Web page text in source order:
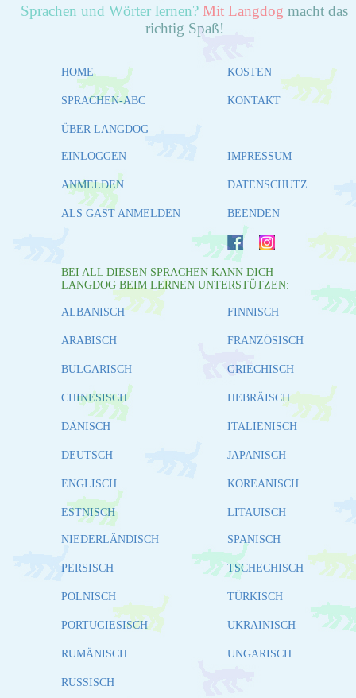
Sprachen und Wörter lernen? Mit Langdog macht das
richtig Spaß!
HOME
SPRACHEN-ABC
ÜBER LANGDOG
KOSTEN
KONTAKT
EINLOGGEN
ANMELDEN
ALS GAST ANMELDEN
IMPRESSUM
DATENSCHUTZ
BEENDEN
BEI ALL DIESEN SPRACHEN KANN DICH
LANGDOG BEIM LERNEN UNTERSTÜTZEN:
ALBANISCH
ARABISCH
BULGARISCH
CHINESISCH
DÄNISCH
DEUTSCH
ENGLISCH
ESTNISCH
FINNISCH
FRANZÖSISCH
GRIECHISCH
HEBRÄISCH
ITALIENISCH
JAPANISCH
KOREANISCH
LITAUISCH
NIEDERLÄNDISCH
PERSISCH
POLNISCH
PORTUGIESISCH
RUMÄNISCH
RUSSISCH
SPANISCH
TSCHECHISCH
TÜRKISCH
UKRAINISCH
UNGARISCH